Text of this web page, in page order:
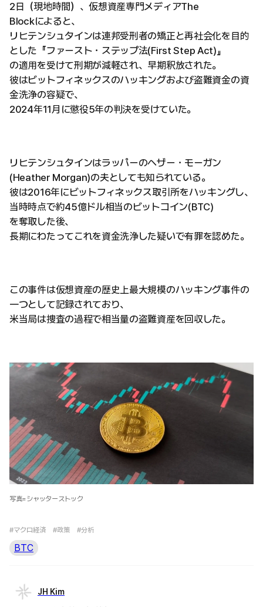
2日（現地時間）、仮想資産専門メディアThe
Blockによると、
リヒテンシュタインは連邦受刑者の矯正と再社会化を目的
とした『ファースト・ステップ法(First Step Act)』
の適用を受けて刑期が減軽され、早期釈放された。
彼はビットフィネックスのハッキングおよび盗難資金の資
金洗浄の容疑で、
2024年11月に懲役5年の判決を受けていた。
リヒテンシュタインはラッパーのヘザー・モーガン
(Heather Morgan)の夫としても知られている。
彼は2016年にビットフィネックス取引所をハッキングし、
当時時点で約45億ドル相当のビットコイン(BTC)
を奪取した後、
長期にわたってこれを資金洗浄した疑いで有罪を認めた。
この事件は仮想資産の歴史上最大規模のハッキング事件の
一つとして記録されており、
米当局は捜査の過程で相当量の盗難資産を回収した。
写真=シャッターストック
#マクロ経済 #政策 #分析
BTC
JH Kim